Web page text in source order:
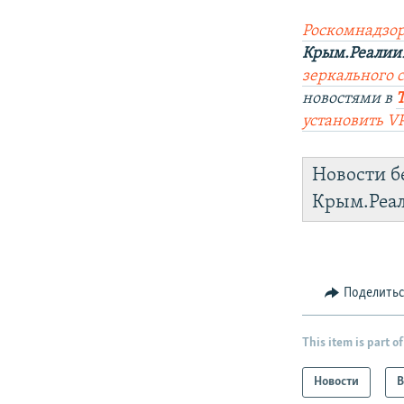
Крым.Реалии
зеркального
новостями в
установить
Новости
This item is part of
Новости